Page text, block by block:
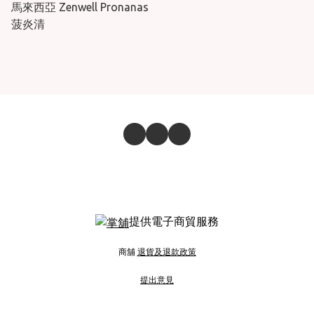
馬來西亞 Zenwell Pronanas
菠炎清
提供電子商貿服務
商舖 退貨及退款政策
提出意見